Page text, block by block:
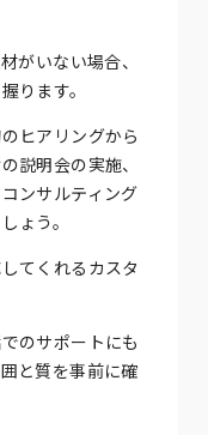
がいない場合、
ります。
ヒアリングから
説明会の実施、
ンサルティング
ょう。
てくれるカスタ
のサポートにも
と質を事前に確